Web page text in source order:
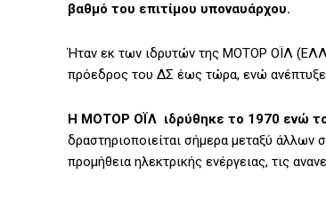
βαθμό του επιτίμου υποναυάρχου.
Ήταν εκ των ιδρυτών της ΜΟΤΟΡ ΟΪΛ
πρόεδρος του ΔΣ έως τώρα, ενώ ανέπτυξε
Η ΜΟΤΟΡ ΟΪΛ ιδρύθηκε το 1970 ενώ το
δραστηριοποιείται σήμερα μεταξύ άλλων
προμήθεια ηλεκτρικής ενέργειας, τις